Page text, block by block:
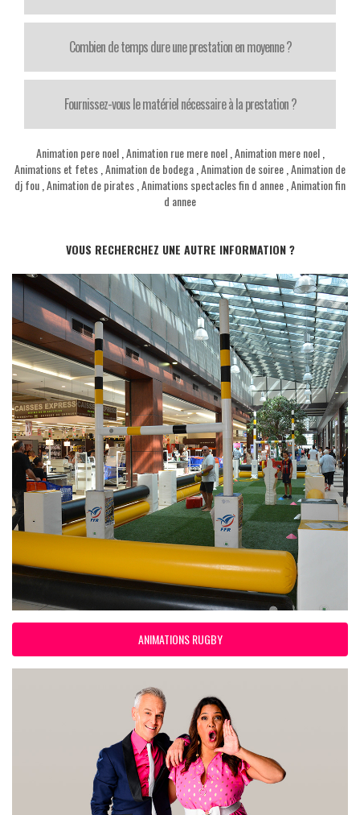
Combien de temps dure une prestation en moyenne ?
Fournissez-vous le matériel nécessaire à la prestation ?
Animation pere noel, Animation rue mere noel, Animation mere noel,
Animations et fetes Animation de bodega Animation de soiree Animation de
dj fou Animation de pirates Animations spectacles fin d annee Animation fin
d annee
VOUS RECHERCHEZ UNE AUTRE INFORMATION ?
ANIMATIONS RUGBY